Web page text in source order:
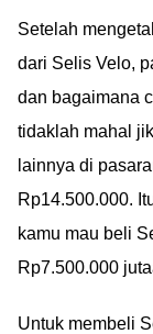
Setelah
dari Selis Velo,
dan bagaimana
tidaklah mahal
lainnya di
Rp14.500.000.
kamu mau beli
Rp7.500.000
Untuk membeli